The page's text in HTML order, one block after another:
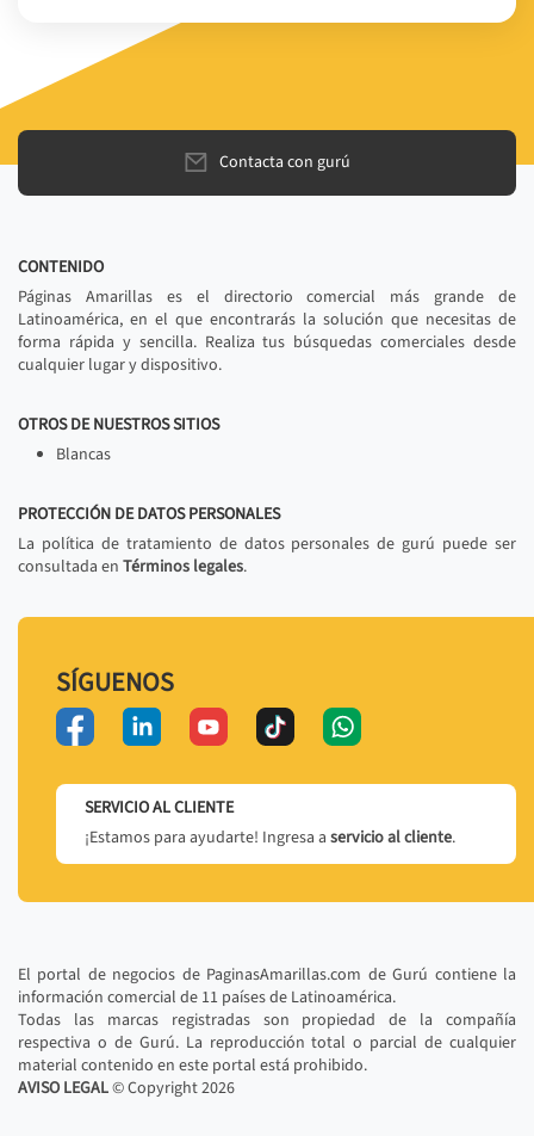
Contacta con gurú
CONTENIDO
Páginas Amarillas es el directorio comercial más grande de
Latinoamérica, en el que encontrarás la solución que necesitas de
forma rápida y sencilla. Realiza tus búsquedas comerciales desde
cualquier lugar y dispositivo.
OTROS DE NUESTROS SITIOS
Blancas
PROTECCIÓN DE DATOS PERSONALES
La política de tratamiento de datos personales de gurú puede ser
consultada en Términos legales.
SÍGUENOS
SERVICIO AL CLIENTE
¡Estamos para ayudarte! Ingresa a servicio al cliente.
El portal de negocios de PaginasAmarillas.com de Gurú contiene la
información comercial de 11 países de Latinoamérica.
Todas las marcas registradas son propiedad de la compañía
respectiva o de Gurú. La reproducción total o parcial de cualquier
material contenido en este portal está prohibido.
AVISO LEGAL© Copyright2026